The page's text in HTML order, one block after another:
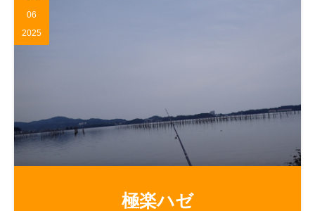
06
2025
極楽ハゼ